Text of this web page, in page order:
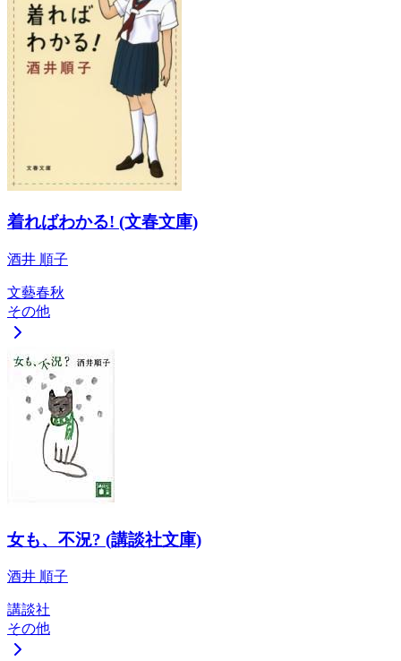
着ればわかる! (文春文庫)
酒井 順子
文藝春秋
その他
女も、不況? (講談社文庫)
酒井 順子
講談社
その他